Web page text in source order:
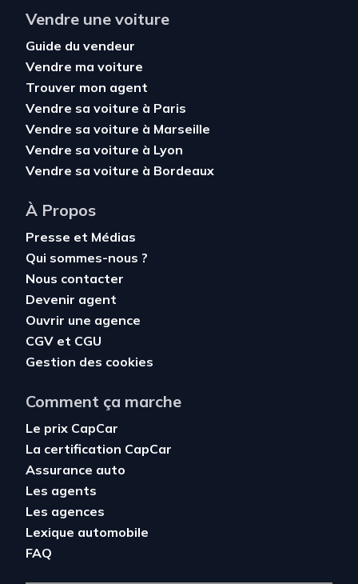
Vendre une voiture
Guide du vendeur
Vendre ma voiture
Trouver mon agent
Vendre sa voiture à Paris
Vendre sa voiture à Marseille
Vendre sa voiture à Lyon
Vendre sa voiture à Bordeaux
À Propos
Presse et Médias
Qui sommes-nous ?
Nous contacter
Devenir agent
Ouvrir une agence
CGV et CGU
Gestion des cookies
Comment ça marche
Le prix CapCar
La certification CapCar
Assurance auto
Les agents
Les agences
Lexique automobile
FAQ